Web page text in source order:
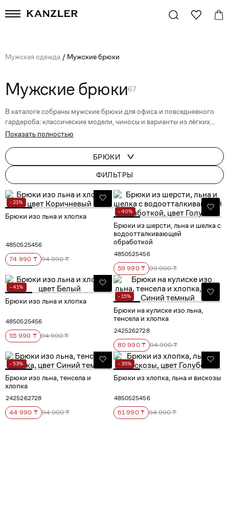
Мужская одежда / Мужские брюки
Мужские брюки67
В каталоге собраны мужские брюки для офиса и повседневного
гардероба: классические модели, чиносы и варианты из лёгких
тканей. Подберите фасон, цвет и размер с помощью фильтров.
Показать полностью
БРЮКИ
ФИЛЬТРЫ
- 21%
Брюки изо льна и хлопка
4850525456
74 990 ₸ 94 990 ₸
- 40%
Брюки из шерсти, льна и шелка с
водоотталкивающей
обработкой
4850525456
59 990 ₸ 99 990 ₸
- 41%
Брюки изо льна и хлопка
4850525456
55 990 ₸ 94 990 ₸
- 15%
Брюки на кулиске изо льна,
тенсела и хлопка
2425262728
80 990 ₸ 94 990 ₸
- 53%
Брюки изо льна, тенсела и
хлопка
2425262728
44 990 ₸ 94 990 ₸
- 35%
Брюки из хлопка, льна и вискозы
4850525456
61 990 ₸ 94 990 ₸